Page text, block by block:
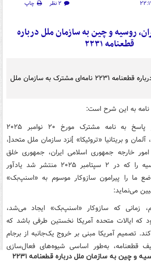
و چین به سازمان ملل درباره قطعنامه ۲۲۳۱